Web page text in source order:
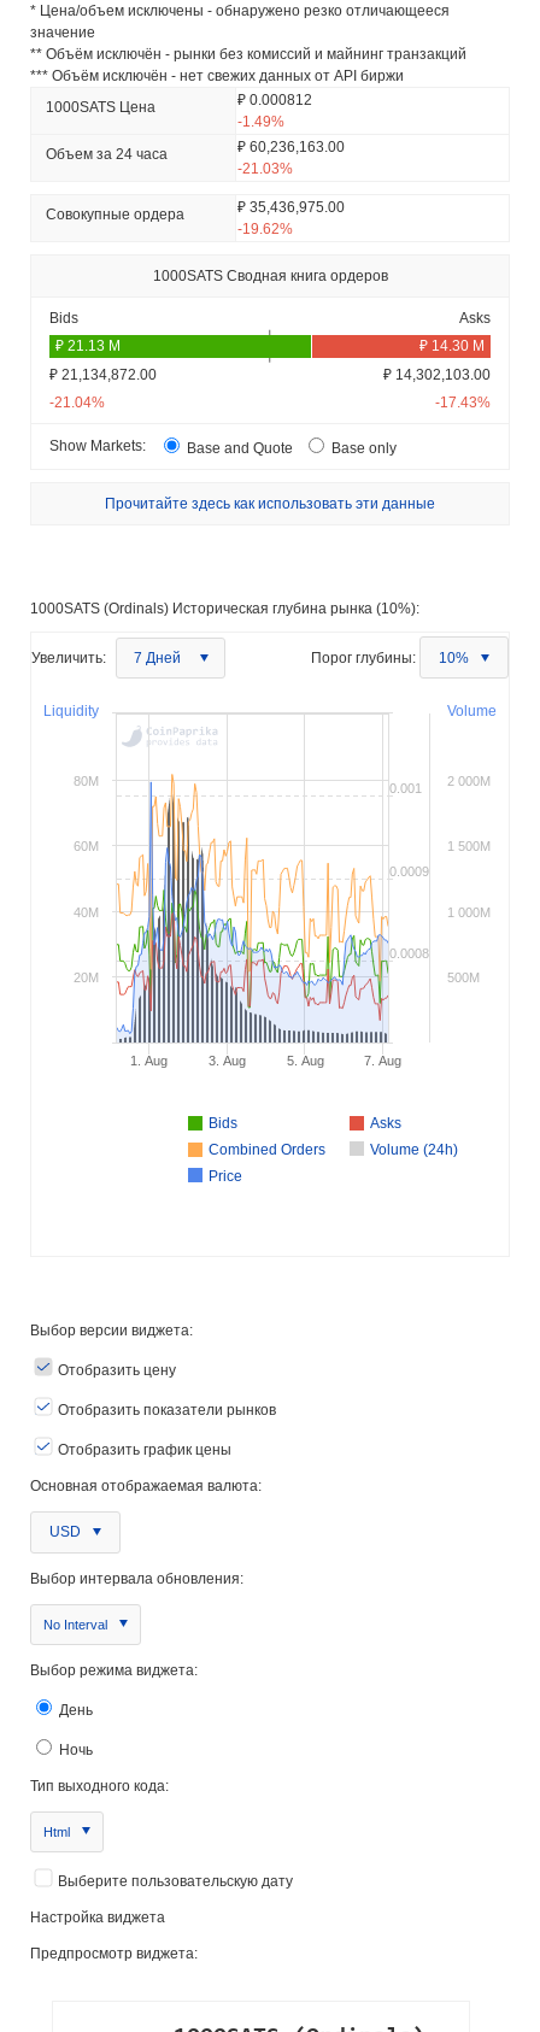
* Цена/объем исключены - обнаружено резко отличающееся
значение
** Объём исключён - рынки без комиссий и майнинг транзакций
*** Объём исключён - нет свежих данных от API биржи
1000SATS Цена
₽ 0.000812
-1.49%
Объем за 24 часа
₽ 60,236,163.00
-21.03%
Совокупные ордера
₽ 35,436,975.00
-19.62%
1000SATS Сводная книга ордеров
Bids Asks
₽ 21,134,872.00
₽ 14,302,103.00
-21.04%
-17.43%
Show Markets: Base and Quote Base only
Прочитайте здесь как использовать эти данные
1000SATS (Ordinals) Историческая глубина рынка (10%):
Увеличить: 7 Дней Порог глубины: 10%
Volume
Liquidity
Bids
Asks
Combined Orders
Volume (24h)
Price
1. Aug 3. Aug 5. Aug 7. Aug
0.0008
0.0009
0.001
500M
1 000M
1 500M
2 000M
20M
40M
60M
80M
Выбор версии виджета:
Отобразить цену
Отобразить показатели рынков
Отобразить график цены
Основная отображаемая валюта:
USD
Выбор интервала обновления:
No Interval
Выбор режима виджета:
День
Ночь
Тип выходного кода:
Html
Выберите пользовательскую дату
Настройка виджета
Предпросмотр виджета: